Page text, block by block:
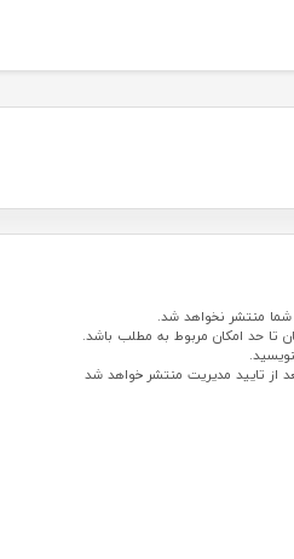
منتشر نخواهد شد.
تا حد امکان مربوط به مطلب باشد.
از تایید مدیریت منتشر خواهد شد